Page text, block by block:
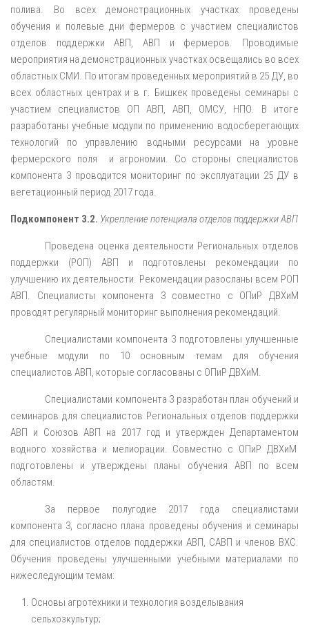
полива. Во всех демонстрационных участках проведены
обучения и полевые дни фермеров с участием специалистов
отделов поддержки АВП, АВП и фермеров. Проводимые
мероприятия на демонстрационных участках освещались во всех
областных СМИ. По итогам проведенных мероприятий в 25 ДУ, во
всех областных центрах и в г. Бишкек проведены семинары с
участием специалистов ОП АВП, АВП, ОМСУ, НПО. В итоге
разработаны учебные модули по применению водосберегающих
технологий по управлению водными ресурсами на уровне
фермерского поля и агрономии. Со стороны специалистов
компонента 3 проводится мониторинг по эксплуатации 25 ДУ в
вегетационный период 2017 года.
Подкомпонент 3.2. Укрепление потенциала отделов поддержки АВП
Проведена оценка деятельности Региональных отделов
поддержки (РОП) АВП и подготовлены рекомендации по
улучшению их деятельности. Рекомендации разосланы всем РОП
АВП. Специалисты компонента 3 совместно с ОПиР ДВХиМ
проводят регулярный мониторинг выполнения рекомендаций.
Специалистами компонента 3 подготовлены улучшенные
учебные модули по 10 основным темам для обучения
специалистов АВП, которые согласованы с ОПиР ДВХиМ.
Специалистами компонента 3 разработан план обучений и
семинаров для специалистов Региональных отделов поддержки
АВП и Союзов АВП на 2017 год и утвержден Департаментом
водного хозяйства и мелиорации. Совместно с ОПиР ДВХиМ
подготовлены и утверждены планы обучения АВП по всем
областям.
За первое полугодие 2017 года специалистами
компонента 3, согласно плана проведены обучения и семинары
для специалистов отделов поддержки АВП, САВП и членов ВХС.
Обучения проведены улучшенными учебными материалами по
нижеследующим темам:
Основы агротехники и технология возделывания
сельхозкультур;